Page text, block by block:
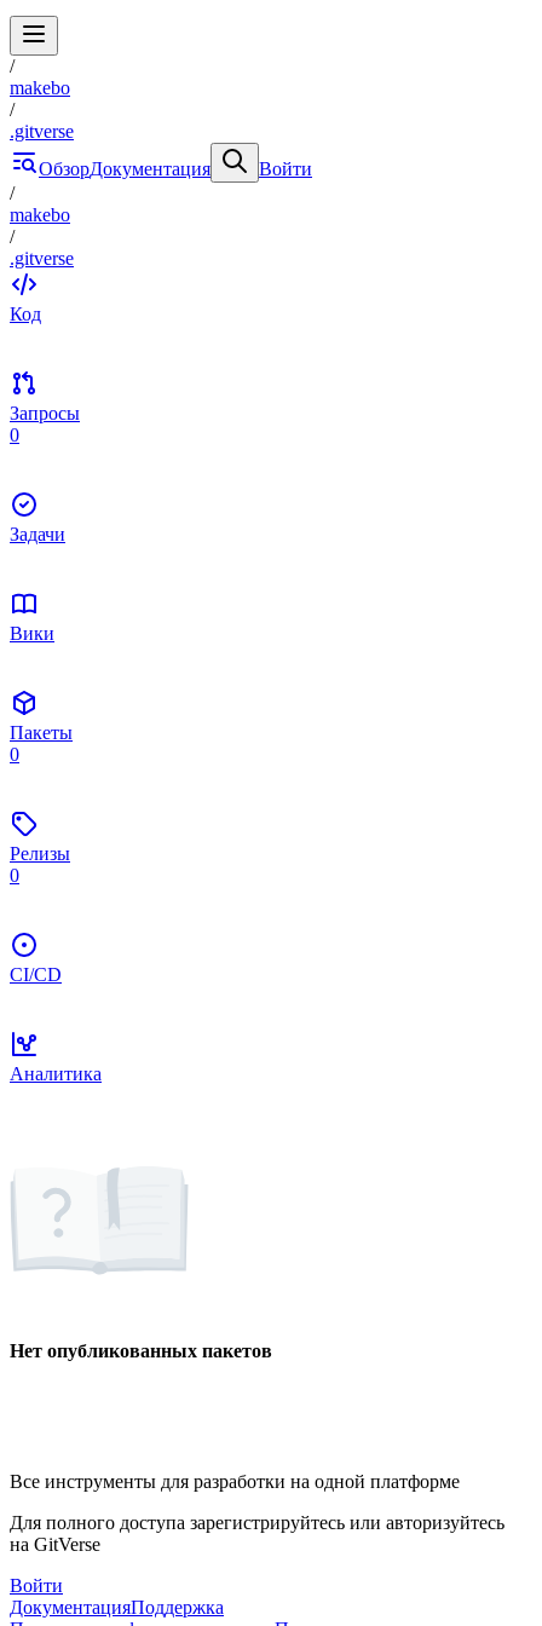
/
makebo
/
.gitverse
ОбзорДокументация
Войти
/
makebo
/
.gitverse
Код
Запросы
0
Задачи
Вики
Пакеты
0
Релизы
0
CI/CD
Аналитика
Нет опубликованных пакетов
Все инструменты для разработки на одной платформе
Для полного доступа зарегистрируйтесь или авторизуйтесь
на GitVerse
Войти
ДокументацияПоддержка